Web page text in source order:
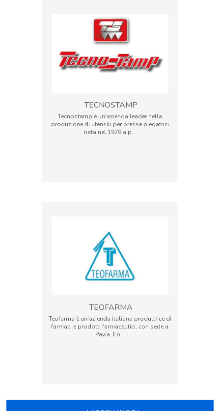
TECNOSTAMP
Tecnostamp è un'azienda leader nella
produzione di utensili per presse piegatrici
nata nel 1978 a p…
TEOFARMA
Teofarma è un'azienda italiana produttrice di
farmaci e prodotti farmaceutici, con sede a
Pavia. Fo…